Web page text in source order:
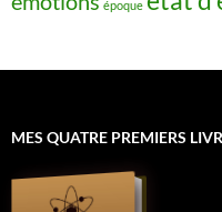
époque
MES QUATRE PREMIERS